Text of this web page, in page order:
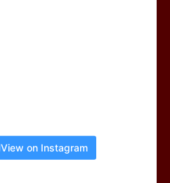
View on Instagram